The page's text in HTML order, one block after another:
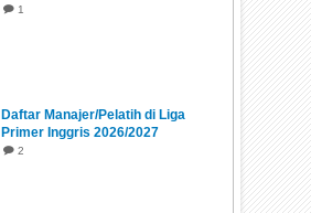
1
Daftar Manajer/Pelatih di Liga
Primer Inggris 2026/2027
2